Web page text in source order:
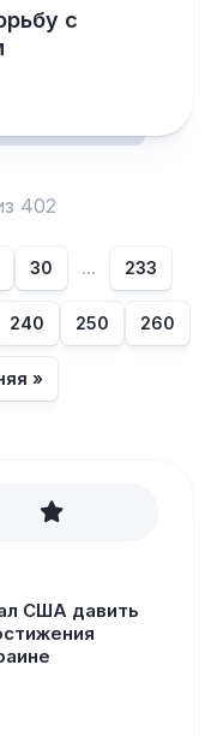
с
402
30 ... 233
240 250 260
»
США давить